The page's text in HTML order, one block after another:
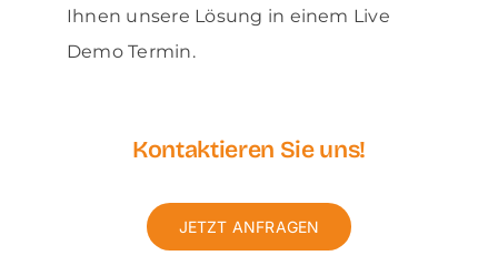
Ihnen unsere Lösung in einem Live
Demo Termin.
Kontaktieren Sie uns!
JETZT ANFRAGEN